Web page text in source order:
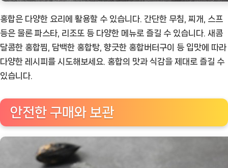
홍합은 다양한 요리에 활용할 수 있습니다. 간단한 무침, 찌개, 스프
등은 물론 파스타, 리조또 등 다양한 메뉴로 즐길 수 있습니다. 새콤
달콤한 홍합찜, 담백한 홍합탕, 향긋한 홍합버터구이 등 입맛에 따라
다양한 레시피를 시도해보세요. 홍합의 맛과 식감을 제대로 즐길 수
있습니다.
안전한 구매와 보관